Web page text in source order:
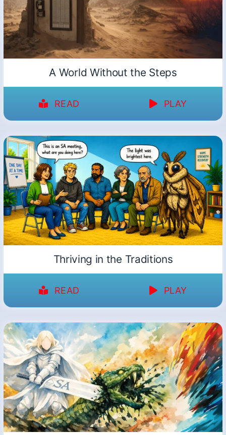
A World Without the Steps
READ PLAY
Thriving in the Traditions
READ PLAY